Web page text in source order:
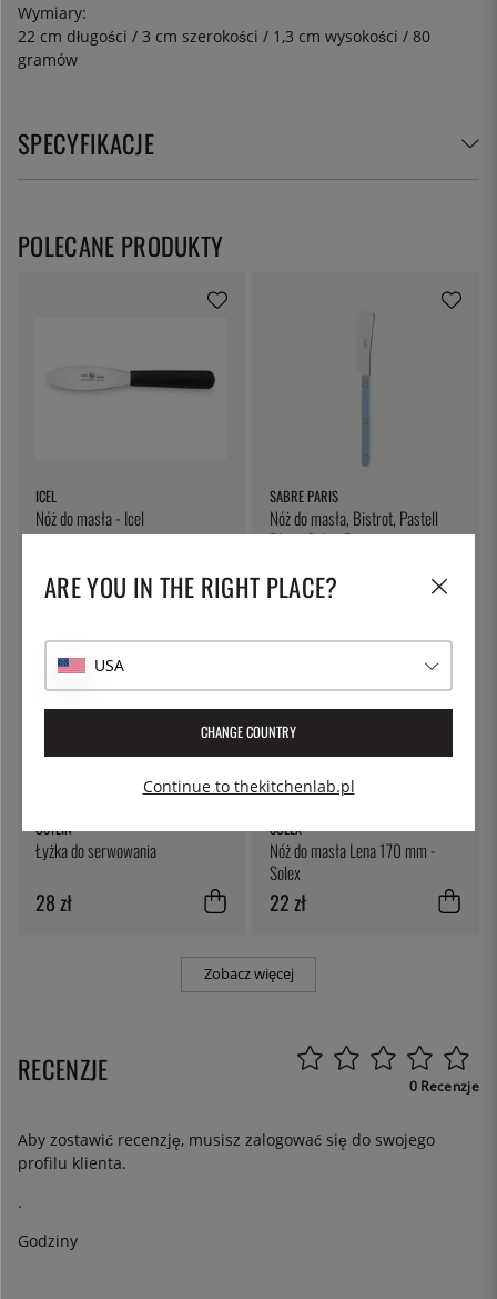
Wymiary:
22 cm długości / 3 cm szerokości / 1,3 cm wysokości / 80
gramów
SPECYFIKACJE
ICEL
Nóż do masła - Icel
45 zł
SABRE PARIS
Nóż do masła, Bistrot, Pastell
Blue - Sabre Paris
45 zł
ÖSTLIN
Łyżka do serwowania
28 zł
SOLEX
Nóż do masła Lena 170 mm -
Solex
22 zł
Zobacz więcej
POLECANE PRODUKTY
RECENZJE 0 Recenzje
Aby zostawić recenzję, musisz zalogować się do swojego
profilu klienta.
.
Godziny
ARE YOU IN THE RIGHT PLACE?
USA
CHANGE COUNTRY
Continue to thekitchenlab.pl